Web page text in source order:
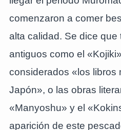
comenzaron a comer
alta calidad. Se dice
antiguos como el
considerados «los libros
Japón», o las obras
«Manyoshu» y el
aparición de este